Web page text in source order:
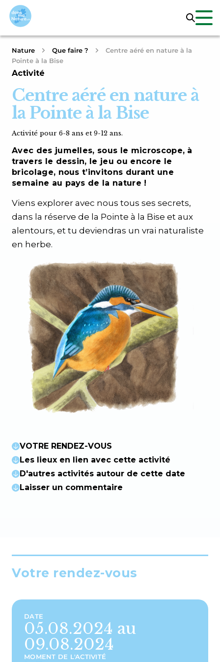
Nature Que faire ?
Centre aéré en nature à la
Pointe à la Bise
Activité
Centre aéré en nature à
la Pointe à la Bise
Activité pour 6-8 ans et 9-12 ans.
Avec des jumelles, sous le microscope, à
travers le dessin, le jeu ou encore le
bricolage, nous t’invitons durant une
semaine au pays de la nature !
Viens explorer avec nous tous ses secrets,
dans la réserve de la Pointe à la Bise et aux
alentours, et tu deviendras un vrai naturaliste
en herbe.
VOTRE RENDEZ-VOUS
Les lieux en lien avec cette activité
D'autres activités autour de cette date
Laisser un commentaire
Votre rendez-vous
DATE
05.08.2024 au
09.08.2024
MOMENT DE L'ACTIVITÉ